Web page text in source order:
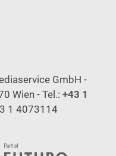
GmbH -
Wien - Tel.: +43 1
1 4073114